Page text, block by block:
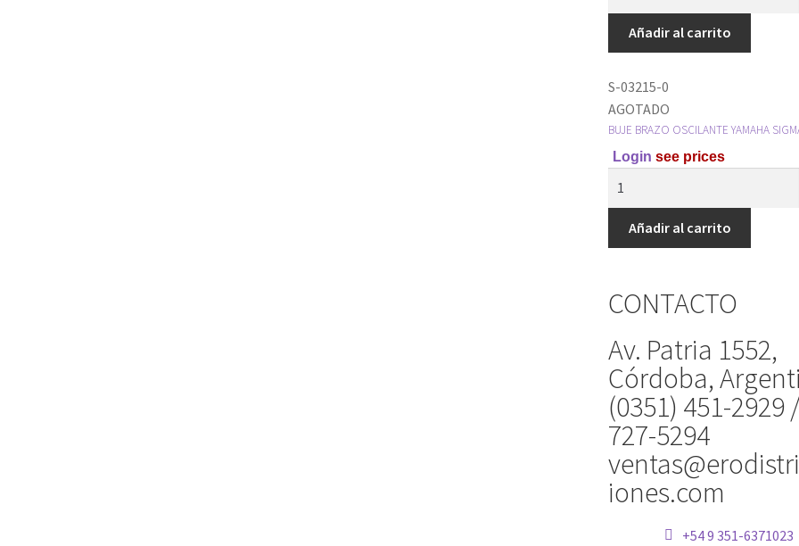
Añadir al carrito
S-03215-0
AGOTADO
BUJE BRAZO OSCILANTE YAMAHA
Login see prices
Añadir al carrito
CONTACTO
Av. Patria 1552,
Córdoba,
(0351) 451-2929 /
727-5294
iones.com
+54 9 351-6371023